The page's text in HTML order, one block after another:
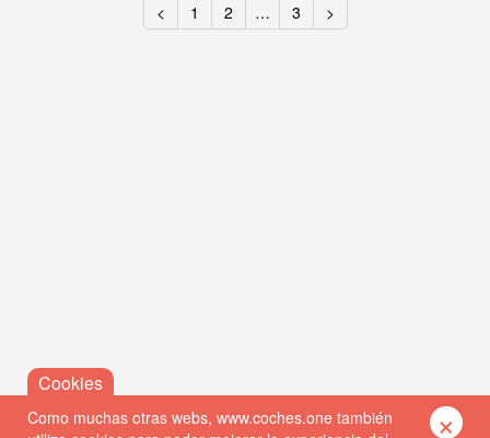
< 1 2 … 3 >
Como muchas otras webs, www.coches.one también
×